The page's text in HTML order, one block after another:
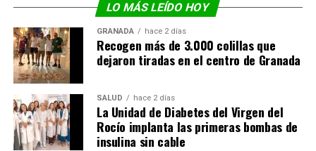
LO MÁS LEÍDO HOY
GRANADA hace 2 días
Recogen más de 3.000 colillas que
dejaron tiradas en el centro de Granada
SALUD hace 2 días
La Unidad de Diabetes del Virgen del
Rocío implanta las primeras bombas de
insulina sin cable